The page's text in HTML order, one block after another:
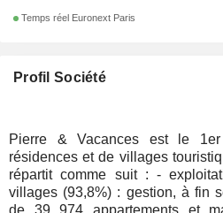
Profil Société
Pierre & Vacances est le
résidences et de villages
répartit comme suit : - exploitation de résidences et de
villages (93,8%) : gestion, à fin
de 39 974 appartements et
Temps réel Euronext Paris